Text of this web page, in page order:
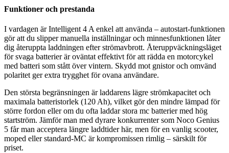
Funktioner och prestanda
I vardagen är Intelligent 4 A enkel att använda – autostart-funktionen
gör att du slipper manuella inställningar och minnesfunktionen låter
dig återuppta laddningen efter strömavbrott. Återuppväckningsläget
för svaga batterier är oväntat effektivt för att rädda en motorcykel
med batteri som stått över vintern. Skydd mot gnistor och omvänd
polaritet ger extra trygghet för ovana användare.
Den största begränsningen är laddarens lägre strömkapacitet och
maximala batteristorlek (120 Ah), vilket gör den mindre lämpad för
större fordon eller om du ofta laddar stora mc batterier med hög
startström. Jämför man med dyrare konkurrenter som Noco Genius
5 får man acceptera längre laddtider här, men för en vanlig scooter,
moped eller standard-MC är kompromissen rimlig – särskilt för
priset.